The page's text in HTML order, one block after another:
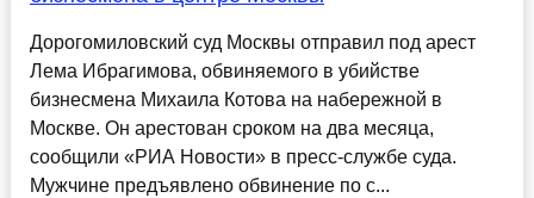
Дорогомиловский суд Москвы отправил под арест
Лема Ибрагимова, обвиняемого в убийстве
бизнесмена Михаила Котова на набережной в
Москве. Он арестован сроком на два месяца,
сообщили «РИА Новости» в пресс-службе суда.
Мужчине предъявлено обвинение по с...